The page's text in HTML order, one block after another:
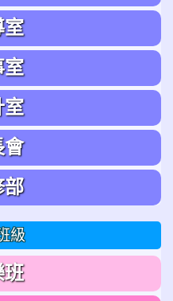
室
室
室
會
部
級
班